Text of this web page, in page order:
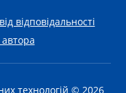
відповідальності
технологій © 2026